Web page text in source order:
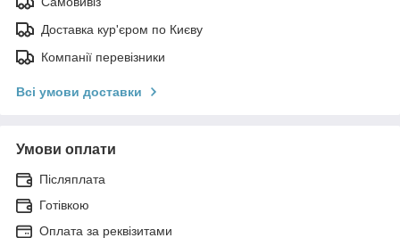
Доставка кур'єром по Києву
Компанії перевізники
Всі умови доставки
Умови оплати
Післяплата
Готівкою
Оплата за реквізитами